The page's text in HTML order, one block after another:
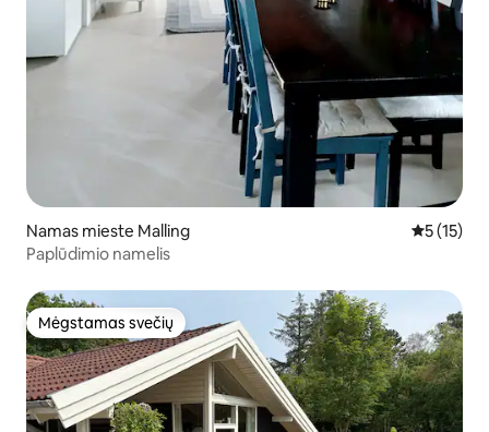
Namas mieste Malling Vidutinis
5 (15)
Paplūdimio namelis
Mėgstamas svečių
Mėgstamas svečių